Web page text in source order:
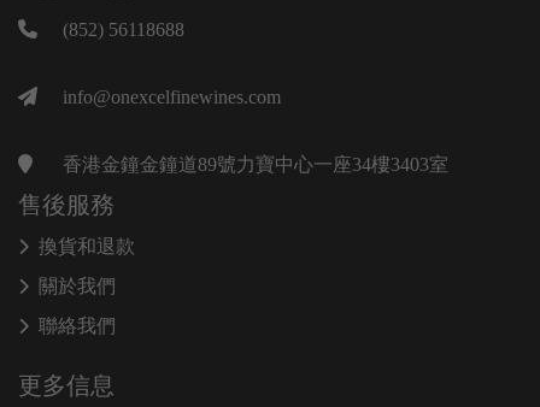
(852) 56118688
info@onexcelfinewines.com
香港金鐘金鐘道89號力寶中心一座34樓3403室
售後服務
換貨和退款
關於我們
聯絡我們
更多信息